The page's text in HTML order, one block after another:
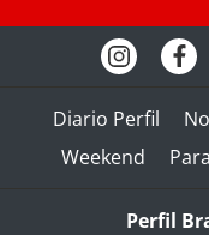
Diario Perfil
Weekend
Perfil